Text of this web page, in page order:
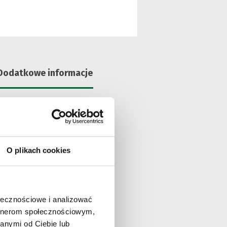
O plikach cookies
i analizować
społecznościowym,
od Ciebie lub
informacje
Mateusz Figaszewski
External Relations Director
tel.: +48 61 66 72 347
kom.: +48 601 652 179